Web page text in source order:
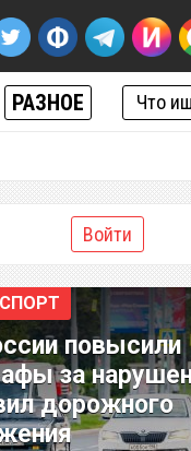
РАЗНОЕ
Войти
повысили
за
дорожного